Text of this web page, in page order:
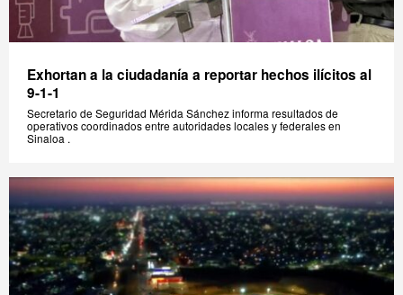
Exhortan a la ciudadanía a reportar hechos ilícitos al
9-1-1
Secretario de Seguridad Mérida Sánchez informa resultados de
operativos coordinados entre autoridades locales y federales en
Sinaloa .